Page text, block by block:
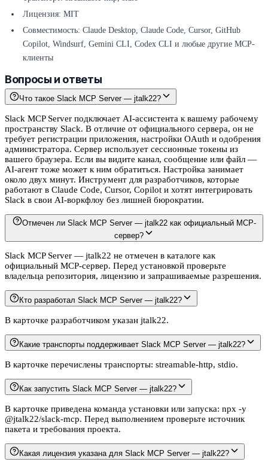
Лицензия: MIT
Совместимость: Claude Desktop, Claude Code, Cursor, GitHub
Copilot, Windsurf, Gemini CLI, Codex CLI и любые другие MCP-
клиенты
Вопросы и ответы
Что такое Slack MCP Server — jtalk22?
Slack MCP Server подключает AI-ассистента к вашему рабочему
пространству Slack. В отличие от официального сервера, он не
требует регистрации приложения, настройки OAuth и одобрения
администратора. Сервер использует сессионные токены из
вашего браузера. Если вы видите канал, сообщение или файл —
AI-агент тоже может к ним обратиться. Настройка занимает
около двух минут. Инструмент для разработчиков, которые
работают в Claude Code, Cursor, Copilot и хотят интегрировать
Slack в свои AI-воркфлоу без лишней бюрократии.
Отмечен ли Slack MCP Server — jtalk22 как официальный MCP-
сервер?
Slack MCP Server — jtalk22 не отмечен в каталоге как
официальный MCP-сервер. Перед установкой проверьте
владельца репозитория, лицензию и запрашиваемые разрешения.
Кто разработал Slack MCP Server — jtalk22?
В карточке разработчиком указан jtalk22.
Какие транспорты поддерживает Slack MCP Server — jtalk22?
В карточке перечислены транспорты: streamable-http, stdio.
Как запустить Slack MCP Server — jtalk22?
В карточке приведена команда установки или запуска: npx -y
@jtalk22/slack-mcp. Перед выполнением проверьте источник
пакета и требования проекта.
Какая лицензия указана для Slack MCP Server — jtalk22?